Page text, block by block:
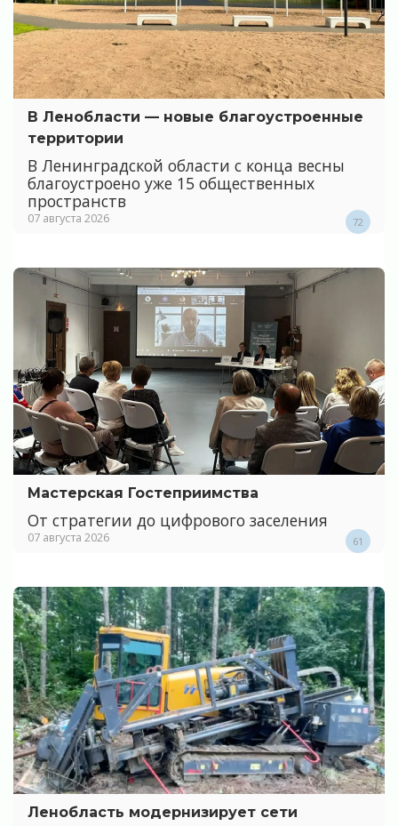
В Ленобласти — новые благоустроенные
территории
В Ленинградской области с конца весны
благоустроено уже 15 общественных
пространств
07 августа 2026 72
Мастерская Гостеприимства
От стратегии до цифрового заселения
07 августа 2026 61
Ленобласть модернизирует сети